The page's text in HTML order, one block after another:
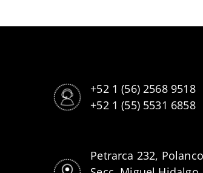
+52 1 (56) 2568 9518
+52 1 (55) 5531 6858
Petrarca 232,